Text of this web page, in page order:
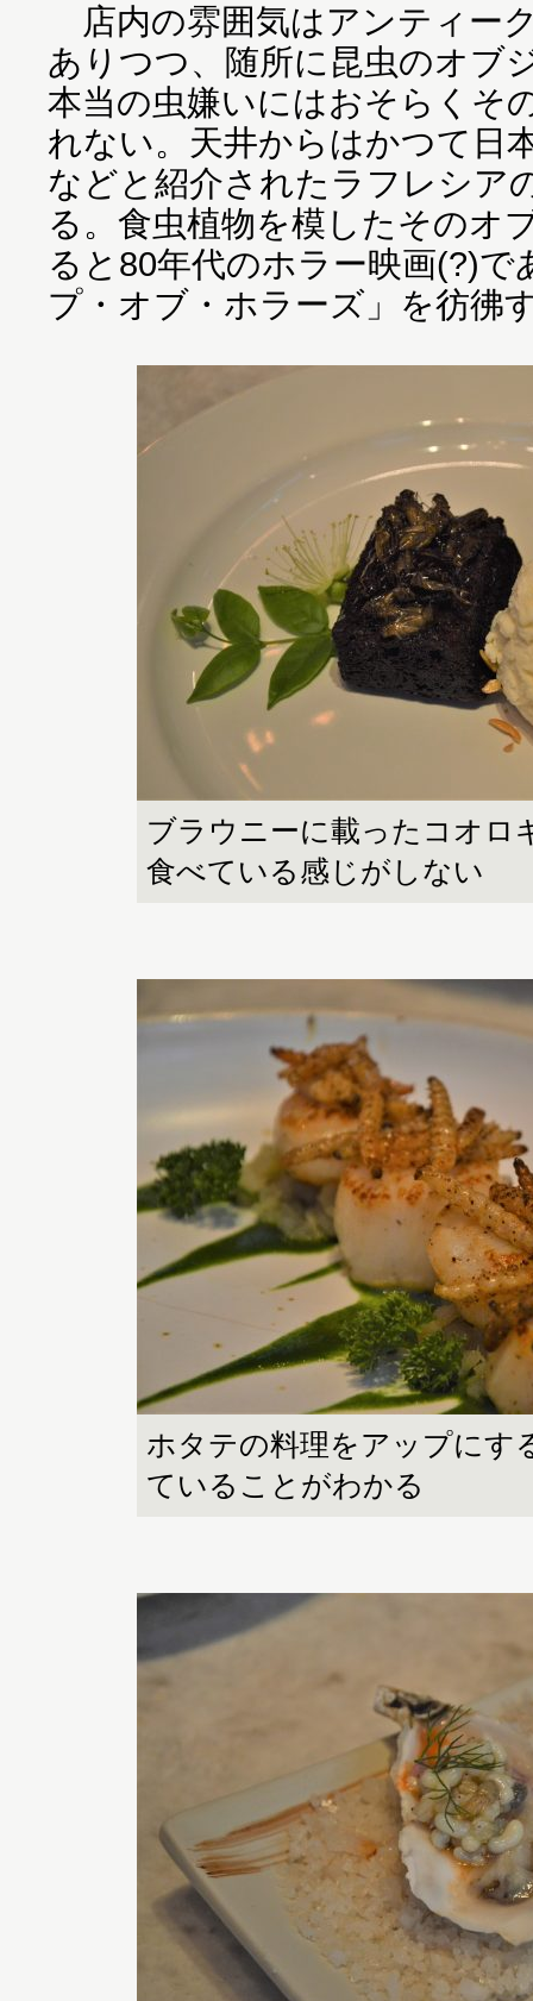
店内の雰囲気はアンティー
ありつつ、随所に昆虫のオブ
本当の虫嫌いにはおそらくそ
れない。天井からはかつて日
などと紹介されたラフレシア
る。食虫植物を模したそのオ
ると80年代のホラー映画(?)
プ・オブ・ホラーズ」を彷彿
ブラウニーに載ったコオロ
食べている感じがしない
ホタテの料理をアップにす
ていることがわかる